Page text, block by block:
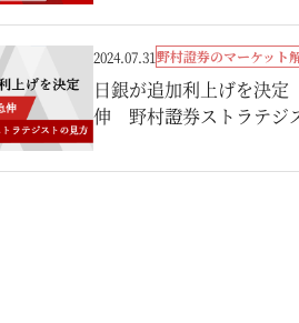
2024.07.31野村證券のマーケット
日銀が追加利上げを決
伸 野村證券ストラテジ